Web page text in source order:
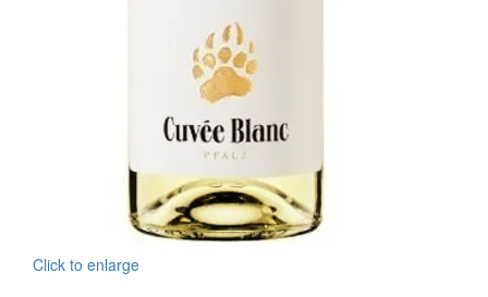
Click to enlarge